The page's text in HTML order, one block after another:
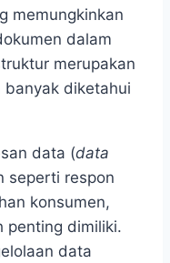
memungkinkan
dalam
merupakan
banyak diketahui
data (data
seperti respon
konsumen,
penting dimiliki.
data